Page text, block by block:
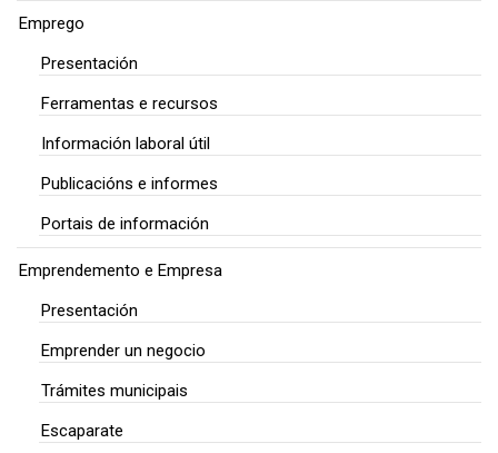
Emprego
Presentación
Ferramentas e recursos
Información laboral útil
Publicacións e informes
Portais de información
Emprendemento e Empresa
Presentación
Emprender un negocio
Trámites municipais
Escaparate